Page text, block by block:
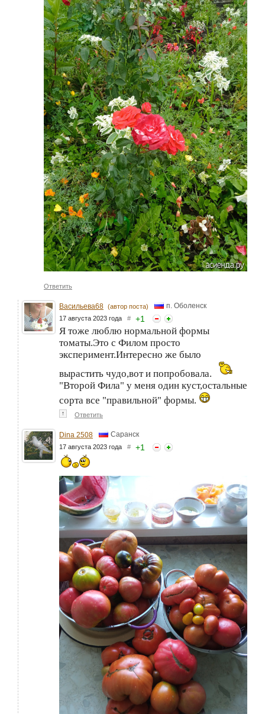
Ответить
Васильева68 (автор поста) п. Оболенск
17 августа 2023 года # +1
Я тоже люблю нормальной формы
томаты.Это с Филом просто
эксперимент.Интересно же было
вырастить чудо,вот и попробовала.
"Второй Фила" у меня один куст,остальные
сорта все "правильной" формы.
↑ Ответить
Dina 2508 Саранск
17 августа 2023 года # +1